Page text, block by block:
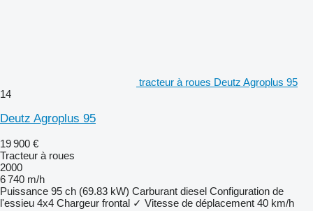
tracteur à roues Deutz Agroplus 95
14
Deutz Agroplus 95
19 900 €
Tracteur à roues
2000
6 740 m/h
Puissance 95 ch (69.83 kW) Carburant diesel Configuration de
l'essieu 4x4 Chargeur frontal ✓ Vitesse de déplacement 40 km/h